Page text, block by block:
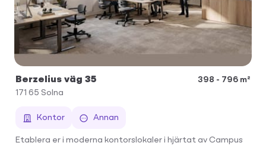
Berzelius väg 35
398 - 796 m²
171 65 Solna
Kontor Annan
Etablera er i moderna kontorslokaler i hjärtat av Campus